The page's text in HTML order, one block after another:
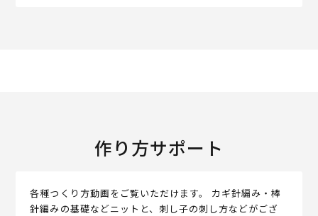
作り方サポート
各種つくり方動画をご覧いただけます。 カギ針編み・棒
針編みの基礎などニットと、刺し子の刺し方などがござ